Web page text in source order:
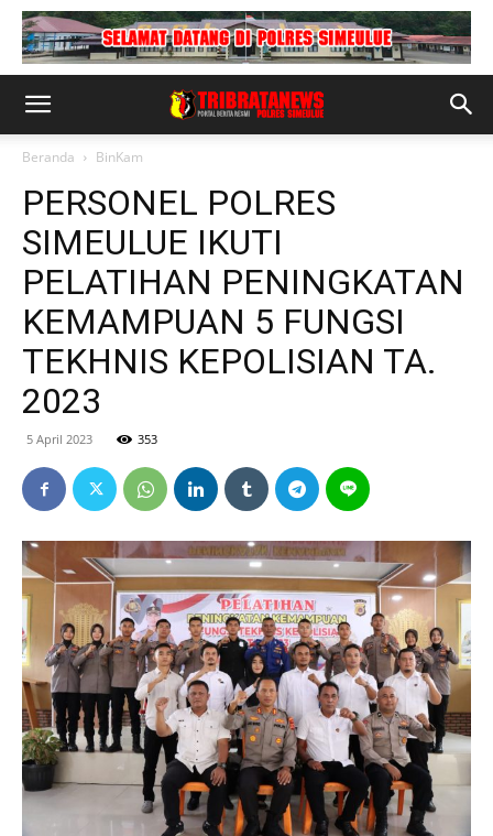
Beranda BinKam
PERSONEL POLRES
SIMEULUE IKUTI
PELATIHAN PENINGKATAN
KEMAMPUAN 5 FUNGSI
TEKHNIS KEPOLISIAN TA.
2023
5 April 2023 353